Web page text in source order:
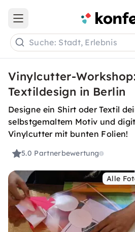
Open main menu
Suche: Stadt, Erlebnis
Vinylcutter-
Textildesign in Berlin
Designe ein Shirt oder Textil
selbstgemaltem Motiv und
Vinylcutter mit bunten Folien!
5.0 Partnerbewertung
Alle